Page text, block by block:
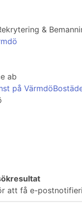
&
ab
på
att få e-